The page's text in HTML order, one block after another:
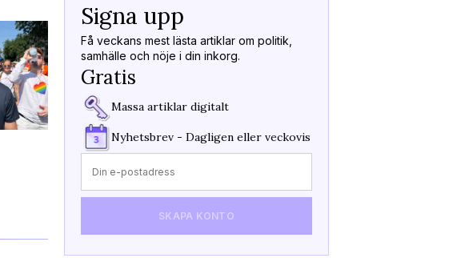
Signa upp
Få veckans mest lästa artiklar om politik,
samhälle och nöje i din inkorg.
Gratis
Massa artiklar digitalt
Nyhetsbrev - Dagligen eller veckovis
SKAPA KONTO